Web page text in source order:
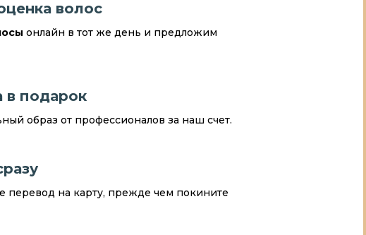
волос
онлайн в тот же день и предложим
в подарок
образ от профессионалов за наш счет.
перевод на карту, прежде чем покините